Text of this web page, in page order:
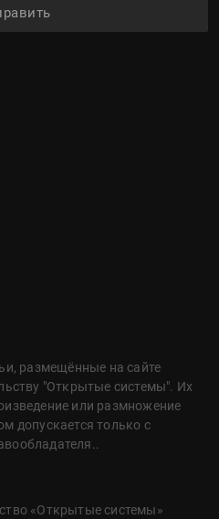
размещённые на сайте
"Открытые системы". Их
или размножение
допускается только с
«Открытые системы»